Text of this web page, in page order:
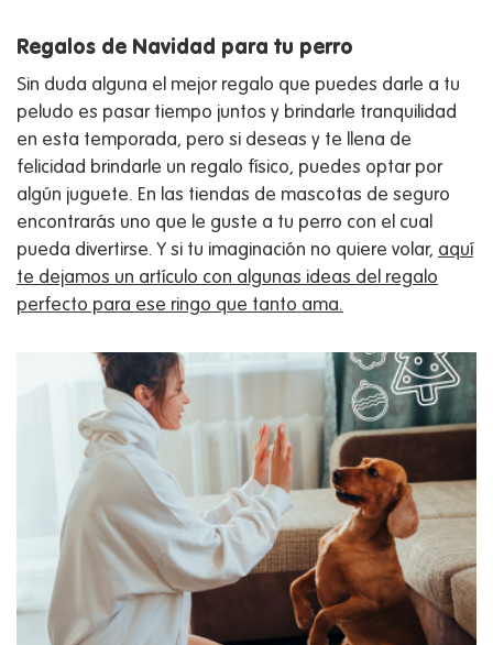
Regalos de Navidad para tu perro
Sin duda alguna el mejor regalo que puedes darle a tu
peludo es pasar tiempo juntos y brindarle tranquilidad
en esta temporada, pero si deseas y te llena de
felicidad brindarle un regalo físico, puedes optar por
algún juguete. En las tiendas de mascotas de seguro
encontrarás uno que le guste a tu perro con el cual
pueda divertirse. Y si tu imaginación no quiere volar, aquí
te dejamos un artículo con algunas ideas del regalo
perfecto para ese ringo que tanto ama.